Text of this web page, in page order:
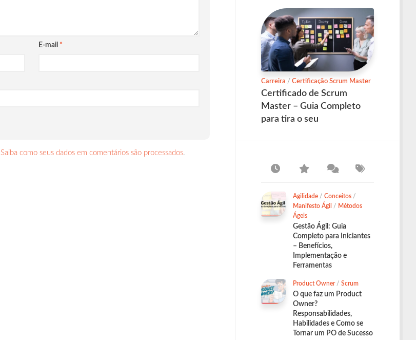
E-mail *
Saiba como seus dados em comentários são processados.
Carreira / Certificação Scrum Master
Certificado de Scrum
Master – Guia Completo
para tira o seu
Agilidade / Conceitos /
Manifesto Ágil / Métodos
Ágeis
Gestão Ágil: Guia
Completo para Iniciantes
– Benefícios,
Implementação e
Ferramentas
Product Owner/ Scrum
O que faz um Product
Owner?
Responsabilidades,
Habilidades e Como se
Tornar um PO de Sucesso